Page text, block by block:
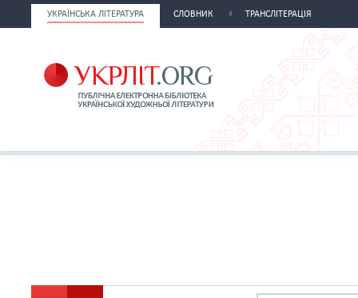
УКРАЇНСЬКА ЛІТЕРАТУРА СЛОВНИК ТРАНСЛІТЕРАЦІЯ